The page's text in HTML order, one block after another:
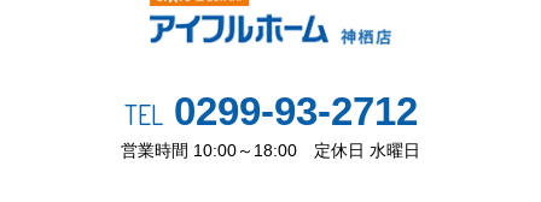
TEL0299-93-2712
営業時間 10:00～18:00 定休日 水曜日